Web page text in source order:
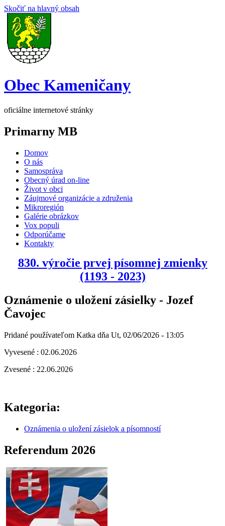
Skočiť na hlavný obsah
Obec Kameničany
oficiálne internetové stránky
Primarny MB
Domov
O nás
Samospráva
Obecný úrad on-line
Život v obci
Záujmové organizácie a združenia
Mikroregión
Galérie obrázkov
Vox populi
Odporúčame
Kontakty
830. výročie prvej písomnej zmienky
(1193 - 2023)
Oznámenie o uložení zásielky - Jozef
Čavojec
Pridané používateľom Katka dňa Ut, 02/06/2026 - 13:05
Vyvesené : 02.06.2026
Zvesené : 22.06.2026
Kategoria:
Oznámenia o uložení zásielok a písomností
Referendum 2026